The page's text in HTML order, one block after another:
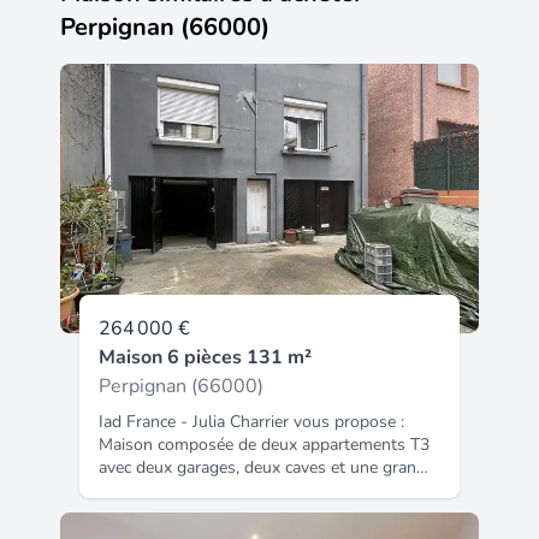
Perpignan (66000)
264 000 €
Maison 6 pièces 131 m²
Perpignan (66000)
Iad France - Julia Charrier vous propose :
Maison composée de deux appartements T3
avec deux garages, deux caves et une grande
Perpignan Découvrez cette maison 3 faces,